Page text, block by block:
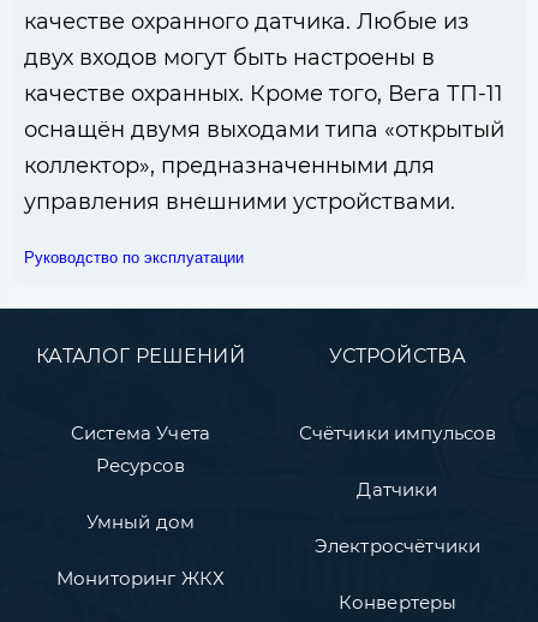
качестве охранного датчика. Любые из
двух входов могут быть настроены в
качестве охранных. Кроме того, Вега ТП-11
оснащён двумя выходами типа «открытый
коллектор», предназначенными для
управления внешними устройствами.
Руководство по эксплуатации
КАТАЛОГ РЕШЕНИЙ
Система Учета
Ресурсов
Умный дом
Мониторинг ЖКХ
УСТРОЙСТВА
Счётчики импульсов
Датчики
Электросчётчики
Конвертеры